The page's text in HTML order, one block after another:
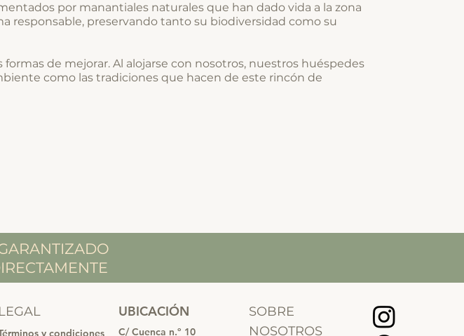
por manantiales naturales que han dado vida a la zona
responsable, preservando tanto su biodiversidad como su
de mejorar. Al alojarse con nosotros, nuestros huéspedes
como las tradiciones que hacen de este rincón de
LEGAL
y condiciones
UBICACIÓN
C/ Cuenca n.º 10
SOBRE
NOSOTROS